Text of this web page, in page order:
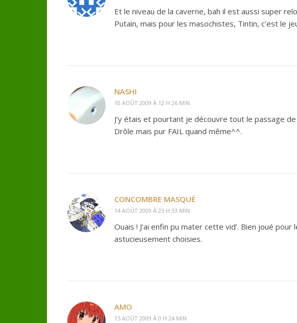
Et le niveau de la caverne, bah il est aussi super
Putain, mais pour les masochistes, Tintin, c’est le
NASHI
10 AOÛT 2009 À 12 H 26 MIN
J’y étais et pourtant je découvre tout le passage
Drôle mais pur FAIL quand même^^.
CONCOMBRE MASQUÉ
14 AOÛT 2009 À 23 H 33 MIN
Ouais ! J’ai enfin pu mater cette vid’. Bien joué
astucieusement choisies.
AMO
15 AOÛT 2009 À 0 H 24 MIN